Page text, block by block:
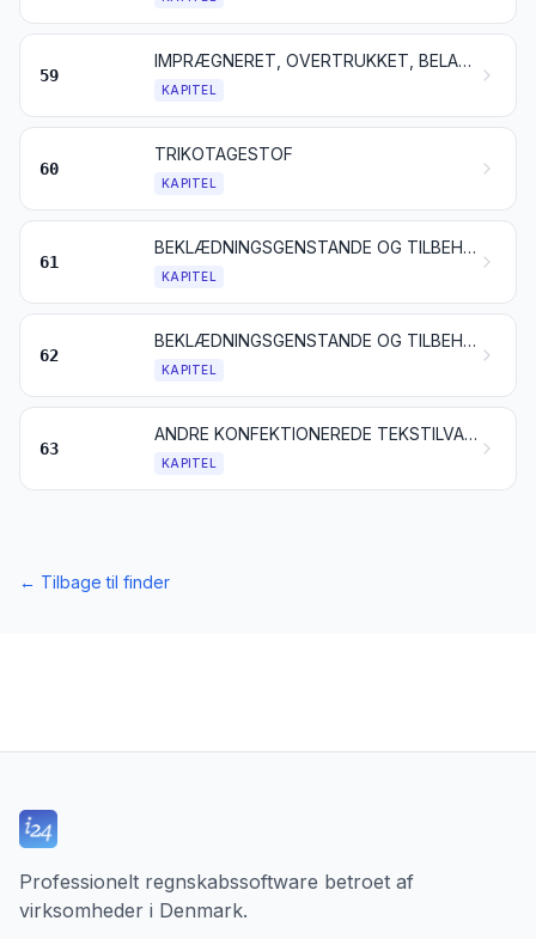
59
IMPRÆGNERET, OVERTRUKKET, BELAGT ELLER LAMINERET TEKSTILSTOF; TEKNISKE VARER AF TEKSTIL
KAPITEL
60
TRIKOTAGESTOF
KAPITEL
61
BEKLÆDNINGSGENSTANDE OG TILBEHØR TIL BEKLÆDNINGSGENSTANDE, AF TRIKOTAGE
KAPITEL
62
BEKLÆDNINGSGENSTANDE OG TILBEHØR TIL BEKLÆDNINGSGENSTANDE, UNDTAGEN VARER AF TRIKOTAGE
KAPITEL
63
ANDRE KONFEKTIONEREDE TEKSTILVARER; HÅNDARBEJDSSÆT; BRUGTE BEKLÆDNINGSGENSTANDE OG BRUGTE TEKSTILVARER; KLUDE
KAPITEL
← Tilbage til finder
Professionelt regnskabssoftware betroet af
virksomheder i Denmark.